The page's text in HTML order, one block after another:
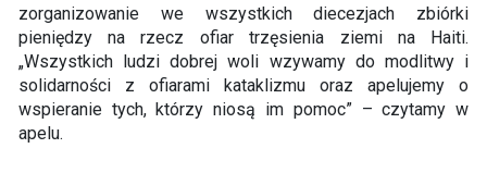
zorganizowanie we wszystkich diecezjach zbiórki
pieniędzy na rzecz ofiar trzęsienia ziemi na Haiti.
„Wszystkich ludzi dobrej woli wzywamy do modlitwy i
solidarności z ofiarami kataklizmu oraz apelujemy o
wspieranie tych, którzy niosą im pomoc” – czytamy w
apelu.